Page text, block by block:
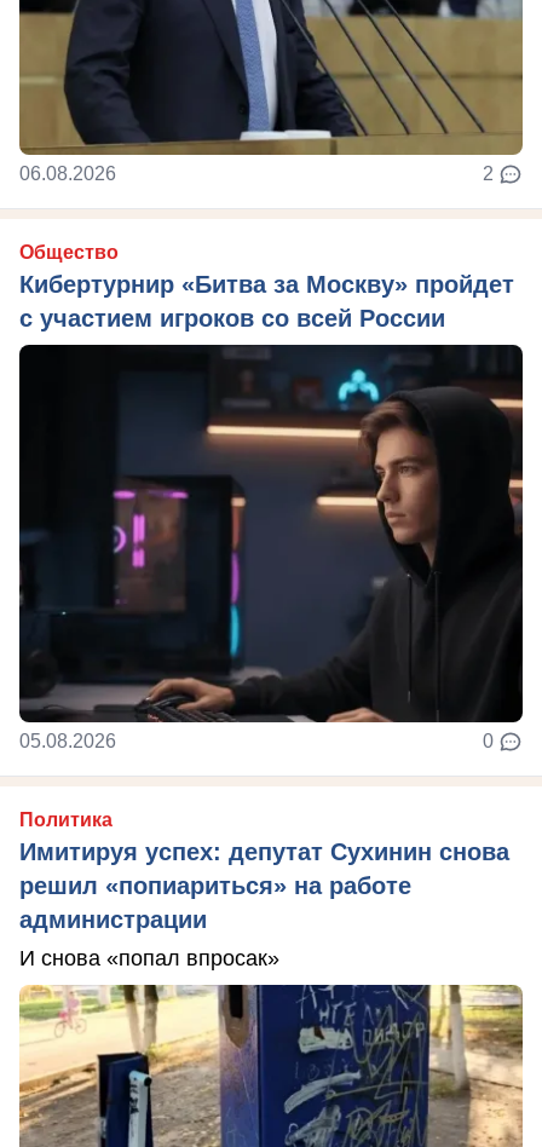
06.08.2026 2
Общество
Кибертурнир «Битва за Москву» пройдет
с участием игроков со всей России
05.08.2026 0
Политика
Имитируя успех: депутат Сухинин снова
решил «попиариться» на работе
администрации
И снова «попал впросак»